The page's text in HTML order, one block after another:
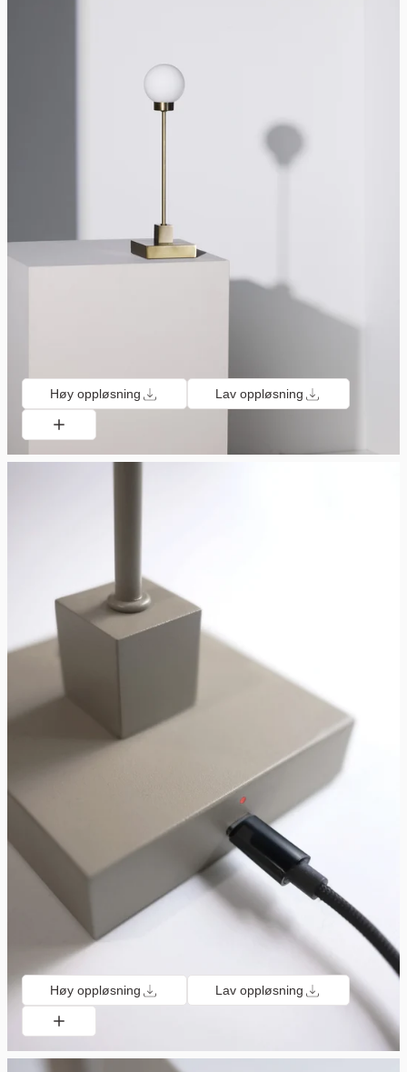
Høy oppløsning Lav oppløsning
Høy oppløsning Lav oppløsning